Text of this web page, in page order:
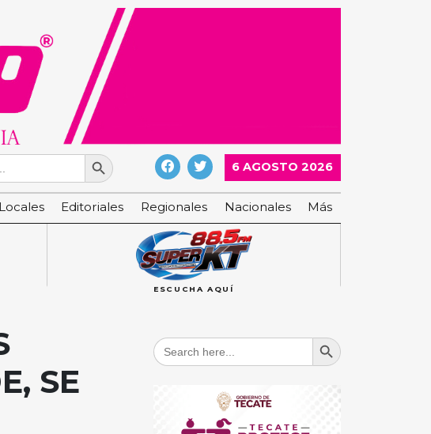
Search Button
6 AGOSTO 2026
Locales Editoriales Regionales Nacionales Más
ESCUCHA AQUÍ
SE
Search
for:
Search Button